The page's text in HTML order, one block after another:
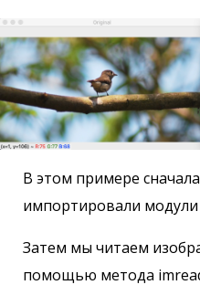
В этом примере
импортировали модули
Затем мы читаем
помощью метода